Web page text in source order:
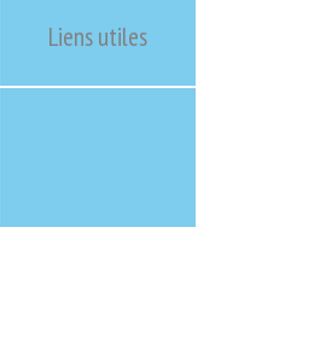
Liens utiles